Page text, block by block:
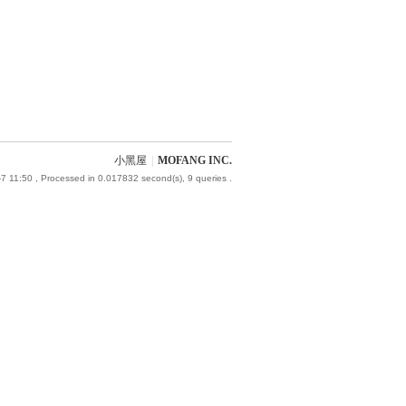
小黑屋 MOFANG INC.
11:50 , Processed in 0.017832 second(s), 9 queries .